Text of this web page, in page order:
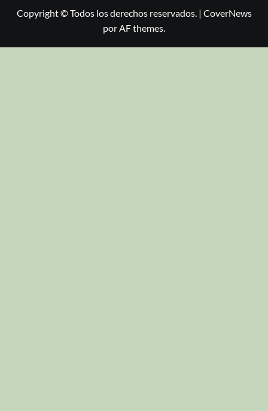
Copyright © Todos los derechos reservados. | CoverNews
por AF themes.